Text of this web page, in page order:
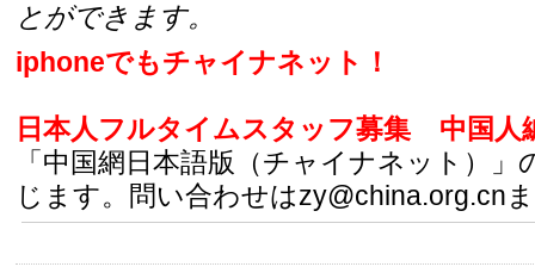
とができます。
iphoneでもチャイナネット！
日本人フルタイムスタッフ募集
中国人
「中国網日本語版（チャイナネット）」
じます。問い合わせはzy@china.org.cn